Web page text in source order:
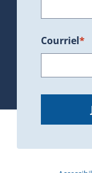
Courriel*